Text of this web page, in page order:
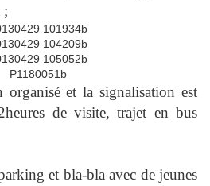
;
organisé et la signalisation est
de visite, trajet en bus
et bla-bla avec de jeunes